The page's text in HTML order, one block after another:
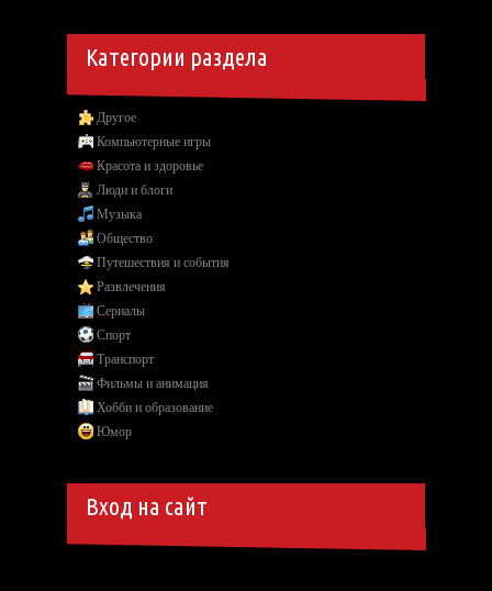
Категории раздела
Другое
Компьютерные игры
Красота и здоровье
Люди и блоги
Музыка
Общество
Путешествия и события
Развлечения
Сериалы
Спорт
Транспорт
Фильмы и анимация
Хобби и образование
Юмор
Вход на сайт